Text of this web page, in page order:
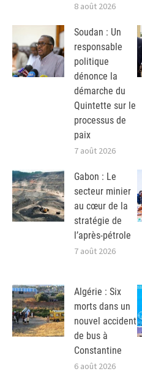
8 août 2026
Soudan : Un
responsable
politique
dénonce la
démarche du
Quintette sur le
processus de
paix
7 août 2026
Gabon : Le
secteur minier
au cœur de la
stratégie de
l’après-pétrole
7 août 2026
Algérie : Six
morts dans un
nouvel accident
de bus à
Constantine
6 août 2026